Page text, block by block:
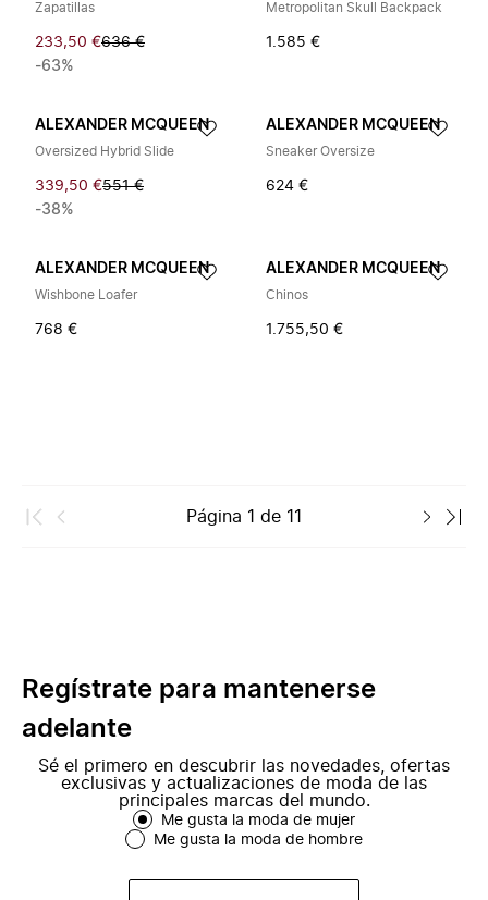
Zapatillas
233,50 €636 €
-63%
Metropolitan Skull Backpack
1.585 €
ALEXANDER MCQUEEN
Oversized Hybrid Slide
339,50 €551 €
-38%
ALEXANDER MCQUEEN
Sneaker Oversize
624 €
ALEXANDER MCQUEEN
Wishbone Loafer
768 €
ALEXANDER MCQUEEN
Chinos
1.755,50 €
Página 1 de 11
Regístrate para mantenerse
adelante
Sé el primero en descubrir las novedades, ofertas
exclusivas y actualizaciones de moda de las
principales marcas del mundo.
Me gusta la moda de mujer
Me gusta la moda de hombre